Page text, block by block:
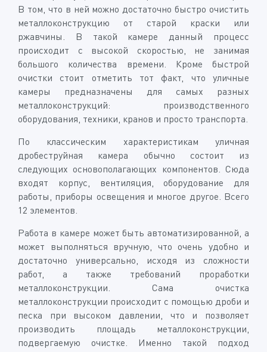
В том, что в ней можно достаточно быстро очистить
металлоконструкцию от старой краски или
ржавчины. В такой камере данный процесс
происходит с высокой скоростью, не занимая
большого количества времени. Кроме быстрой
очистки стоит отметить тот факт, что уличные
камеры предназначены для самых разных
металлоконструкций: производственного
оборудования, техники, кранов и просто транспорта.
По классическим характеристикам уличная
дробеструйная камера обычно состоит из
следующих основополагающих компонентов. Сюда
входят корпус, вентиляция, оборудование для
работы, приборы освещения и многое другое. Всего
12 элементов.
Работа в камере может быть автоматизированной, а
может выполняться вручную, что очень удобно и
достаточно универсально, исходя из сложности
работ, а также требований проработки
металлоконструкции. Сама очистка
металлоконструкции происходит с помощью дроби и
песка при высоком давлении, что и позволяет
производить площадь металлоконструкции,
подвергаемую очистке. Именно такой подход